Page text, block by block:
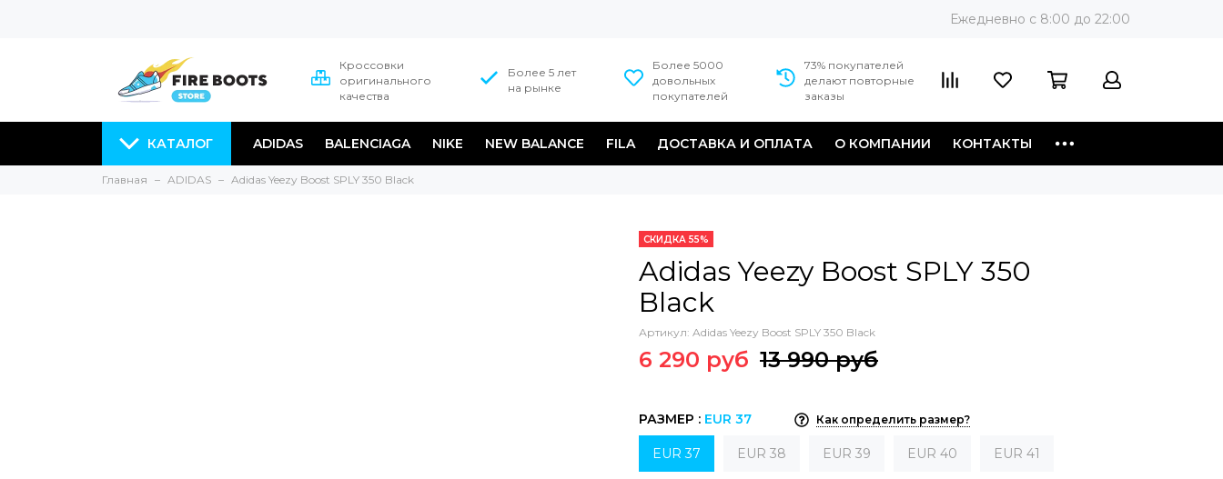
Ежедневно c 8:00 до 22:00
Кроссовки
оригинального
качества
Более 5 лет
на рынке
Более 5000
довольных
покупателей
73% покупателей
делают повторные
заказы
КАТАЛОГ ADIDAS BALENCIAGA NIKE NEW BALANCE FILA ДОСТАВКА И ОПЛАТА О КОМПАНИИ КОНТАКТЫ
Главная ADIDAS Adidas Yeezy Boost SPLY 350 Black
СКИДКА 55%
Adidas Yeezy Boost SPLY 350
Black
Артикул: Adidas Yeezy Boost SPLY 350 Black
6 290 руб 13 990 руб
РАЗМЕР : EUR 37 Как определить размер?
EUR 37 EUR 38 EUR 39 EUR 40 EUR 41